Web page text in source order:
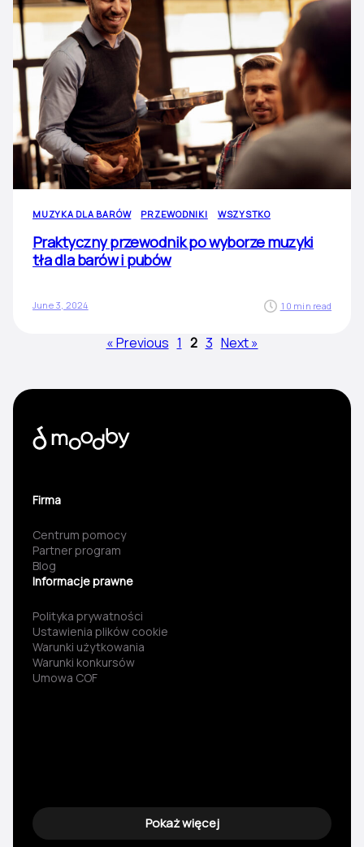
MUZYKA DLA BARÓW PRZEWODNIKI WSZYSTKO
Praktyczny przewodnik po wyborze muzyki
tła dla barów i pubów
June 3, 2024 10 min read
« Previous 1 2 3 Next »
Firma
Centrum pomocy
Partner program
Blog
Informacje prawne
Polityka prywatności
Ustawienia plików cookie
Warunki użytkowania
Warunki konkursów
Umowa COF
Pokaż więcej